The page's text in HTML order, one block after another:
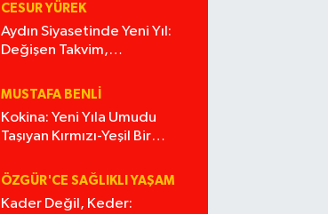
CESUR YÜREK
Aydın Siyasetinde Yeni Yıl:
Değişen Takvim,
MUSTAFA BENLI
Kokina: Yeni Yıla Umudu
Taşıyan Kırmızı-Yeşil Bir
ÖZGÜR'CE SAĞLIKLI YAŞAM
Kader Değil, Keder: